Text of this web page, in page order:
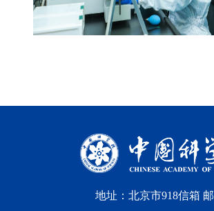
地址：北京市918信箱 邮